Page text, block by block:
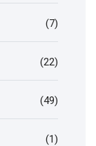
(7)
(22)
(49)
(1)